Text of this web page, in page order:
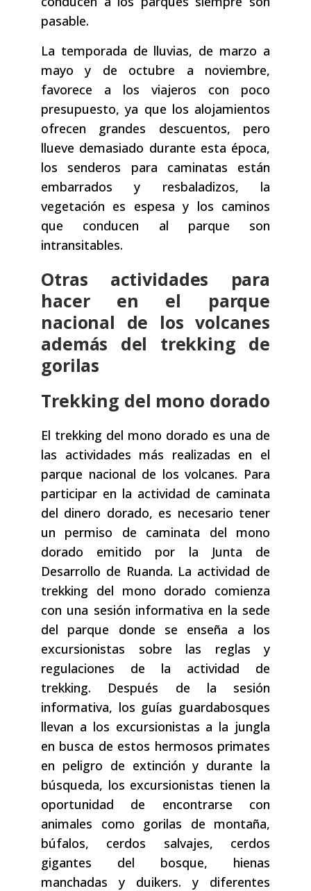
pasable.
La temporada de lluvias, de marzo a
mayo y de octubre a noviembre,
favorece a los viajeros con poco
presupuesto, ya que los alojamientos
ofrecen grandes descuentos, pero
llueve demasiado durante esta época,
los senderos para caminatas están
embarrados y resbaladizos, la
vegetación es espesa y los caminos
que conducen al parque son
intransitables.
Otras actividades para
hacer en el parque
nacional de los volcanes
además del trekking de
gorilas
Trekking del mono dorado
El trekking del mono dorado es una de
las actividades más realizadas en el
parque nacional de los volcanes. Para
participar en la actividad de caminata
del dinero dorado, es necesario tener
un permiso de caminata del mono
dorado emitido por la Junta de
Desarrollo de Ruanda. La actividad de
trekking del mono dorado comienza
con una sesión informativa en la sede
del parque donde se enseña a los
excursionistas sobre las reglas y
regulaciones de la actividad de
trekking. Después de la sesión
informativa, los guías guardabosques
llevan a los excursionistas a la jungla
en busca de estos hermosos primates
en peligro de extinción y durante la
búsqueda, los excursionistas tienen la
oportunidad de encontrarse con
animales como gorilas de montaña,
búfalos, cerdos salvajes, cerdos
gigantes del bosque, hienas
manchadas y duikers. y diferentes